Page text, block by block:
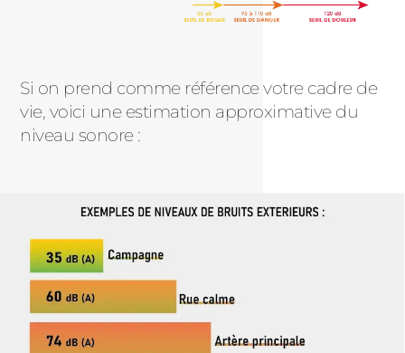
Si on prend comme référence votre cadre de
vie, voici une estimation approximative du
niveau sonore :